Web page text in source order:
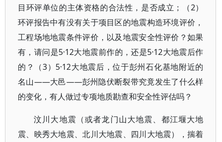
目环评单位的主体资格的合法性，是否成立；（2）
环评报告中有没有关于项目区的地震构造环境评价，
工程场地地震条件评价，以及地震安全性评价？如果
有，请问是5·12大地震前作的，还是5·12大地震后作
的？（3）5·12大地震后，位于彭州石化基地附近的
名山——大邑——彭州隐伏断裂带究竟发生了什么样
的变化，有人做过专项地质勘查和安全性评估吗？
汶川大地震（或者龙门山大地震、都江堰大地
震、映秀大地震、北川大地震、四川大地震），揣着